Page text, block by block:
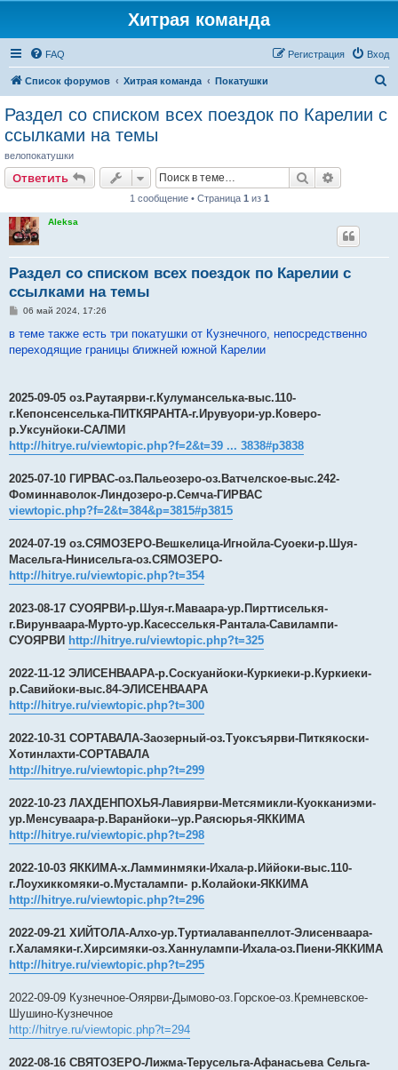
Хитрая команда
FAQ Вход
Регистрация
Список форумов Хитрая команда Покатушки
Раздел со списком всех поездок по Карелии с
ссылками на темы
велопокатушки
Ответить Поиск
1 сообщение • Страница 1 из 1
Aleksa
Раздел со списком всех поездок по Карелии с
ссылками на темы
С
о
щ
е
06 май 2024, 17:26
в теме также есть три покатушки от Кузнечного, непосредственно
переходящие границы ближней южной Карелии
2025-09-05 оз.Раутаярви-г.Кулуманселька-выс.110-
г.Кепонсенселька-ПИТКЯРАНТА-г.Ирувуори-ур.Коверо-
р.Уксунйоки-САЛМИ
http://hitrye.ru/viewtopic.php?f=2&t=39 ... 3838#p3838
2025-07-10 ГИРВАС-оз.Пальеозеро-оз.Ватчелское-выс.242-
Фоминнаволок-Линдозеро-р.Семча-ГИРВАС
viewtopic.php?f=2&t=384&p=3815#p3815
2024-07-19 оз.СЯМОЗЕРО-Вешкелица-Игнойла-Суоеки-р.Шуя-
Масельга-Нинисельга-оз.СЯМОЗЕРО-
http://hitrye.ru/viewtopic.php?t=354
2023-08-17 СУОЯРВИ-р.Шуя-г.Маваара-ур.Пирттиселькя-
г.Вирунваара-Мурто-ур.Касесселькя-Рантала-Савилампи-
СУОЯРВИ http://hitrye.ru/viewtopic.php?t=325
2022-11-12 ЭЛИСЕНВААРА-р.Соскуанйоки-Куркиеки-р.Куркиеки-
р.Савийоки-выс.84-ЭЛИСЕНВААРА
http://hitrye.ru/viewtopic.php?t=300
2022-10-31 СОРТАВАЛА-Заозерный-оз.Туоксъярви-Питкякоски-
Хотинлахти-СОРТАВАЛА
http://hitrye.ru/viewtopic.php?t=299
2022-10-23 ЛАХДЕНПОХЬЯ-Лавиярви-Метсямикли-Куокканиэми-
ур.Менсуваара-р.Варанйоки--ур.Раясюрья-ЯККИМА
http://hitrye.ru/viewtopic.php?t=298
2022-10-03 ЯККИМА-х.Ламминмяки-Ихала-р.Иййоки-выс.110-
г.Лоухиккомяки-о.Мусталампи- р.Колайоки-ЯККИМА
http://hitrye.ru/viewtopic.php?t=296
2022-09-21 ХИЙТОЛА-Алхо-ур.Туртиалаванпеллот-Элисенваара-
г.Халамяки-г.Хирсимяки-оз.Ханнулампи-Ихала-оз.Пиени-ЯККИМА
http://hitrye.ru/viewtopic.php?t=295
2022-09-09 Кузнечное-Ояярви-Дымово-оз.Горское-оз.Кремневское-
Шушино-Кузнечное
http://hitrye.ru/viewtopic.php?t=294
2022-08-16 СВЯТОЗЕРО-Лижма-Терусельга-Афанасьева Сельга-